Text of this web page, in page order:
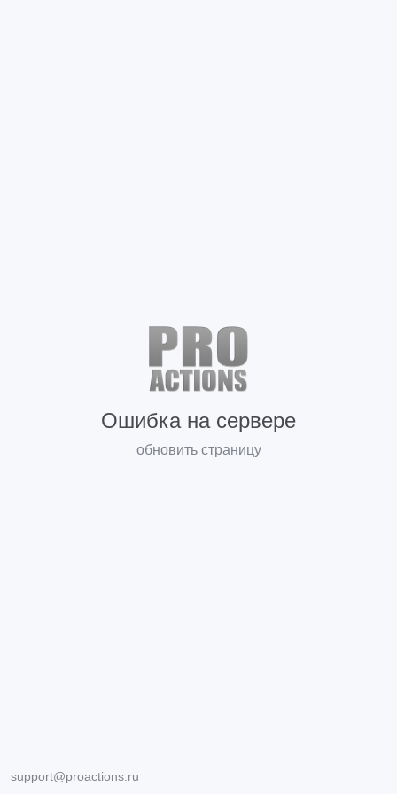
Ошибка на сервере
обновить страницу
support@proactions.ru